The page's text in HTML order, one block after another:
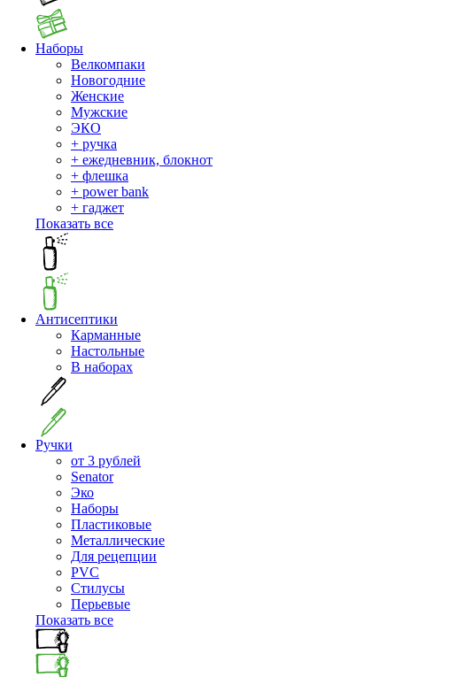
Наборы
Велкомпаки
Новогодние
Женские
Мужские
ЭКО
+ ручка
+ ежедневник, блокнот
+ флешка
+ power bank
+ гаджет
Показать все
Антисептики
Карманные
Настольные
В наборах
Ручки
от 3 рублей
Senator
Эко
Наборы
Пластиковые
Металлические
Для рецепции
PVC
Стилусы
Перьевые
Показать все